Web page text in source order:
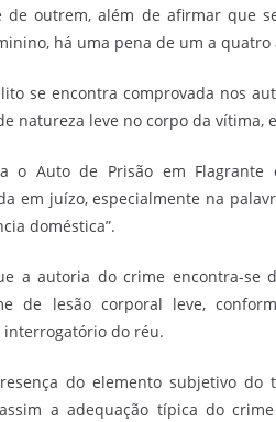
outrem, além de afirmar que
há uma pena de um a quatro
se encontra comprovada nos
natureza leve no corpo da vítima,
o Auto de Prisão em Flagrante
em juízo, especialmente na
doméstica”.
a autoria do crime encontra-se
de lesão corporal leve,
do réu.
do elemento subjetivo do
a adequação típica do